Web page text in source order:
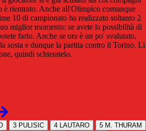
è rientrato. Anche all'Olimpico comunque
10 di campionato ha realizzato soltanto 2
miglior momento: se avete la possibilità di
farlo. Anche se ora è un po' svalutato,
sosta e dunque la partita contro il Torino. Lì
quindi schieratelo.
3 PULISIC 4 LAUTARO 5 M. THURAM